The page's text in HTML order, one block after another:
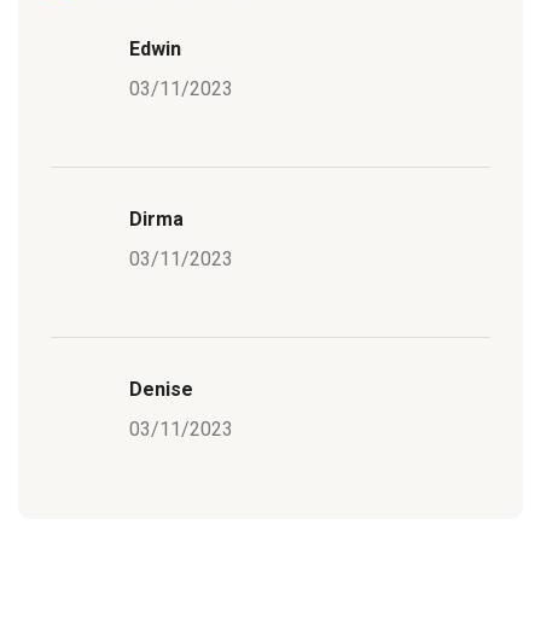
Edwin
03/11/2023
Dirma
03/11/2023
Denise
03/11/2023